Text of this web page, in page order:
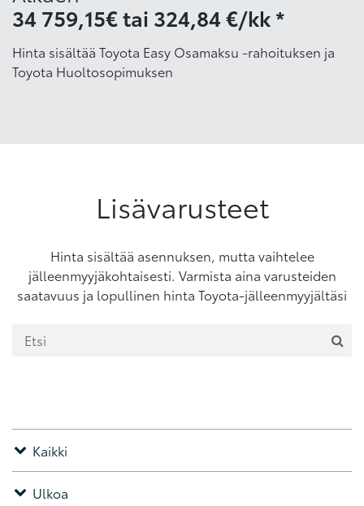
34 759,15€tai 324,84 €/kk *
Hinta sisältää Toyota Easy Osamaksu -rahoituksen ja
Toyota Huoltosopimuksen
Lisävarusteet
Hinta sisältää asennuksen, mutta vaihtelee
jälleenmyyjäkohtaisesti. Varmista aina varusteiden
saatavuus ja lopullinen hinta Toyota-jälleenmyyjältäsi
Kaikki
Ulkoa